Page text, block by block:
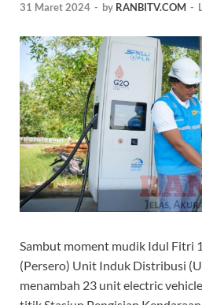
31 Maret 2024 - by RANBITV.COM -
Sambut moment mudik Idul Fitri
(Persero) Unit Induk Distribusi
menambah 23 unit electric